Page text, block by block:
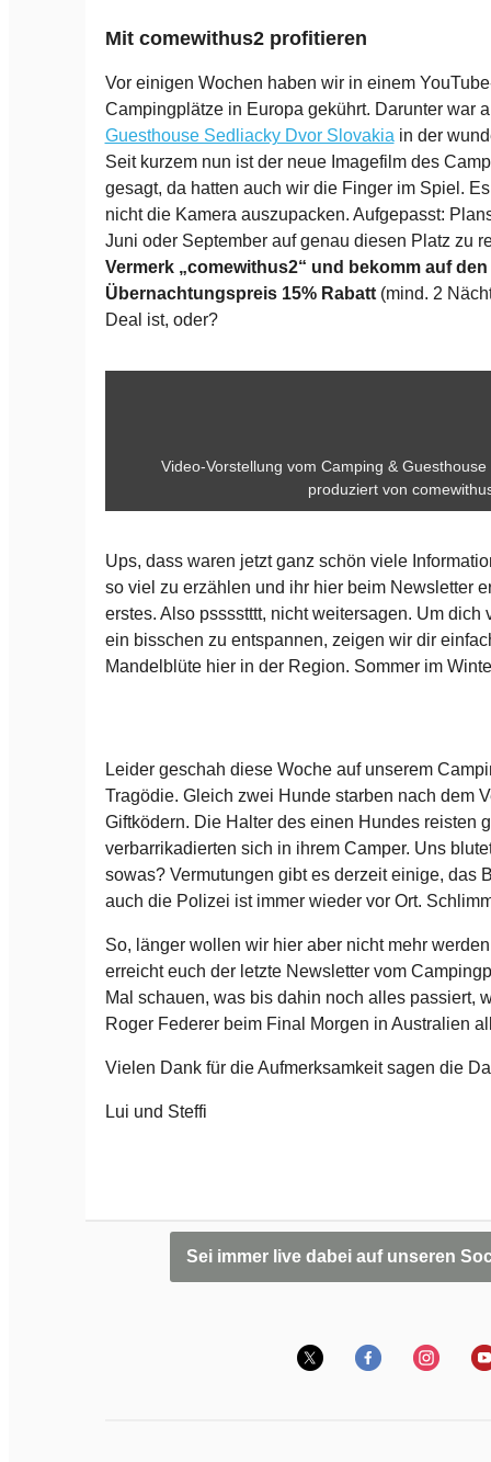
Mit comewithus2 profitieren
Vor einigen Wochen haben wir in einem
Campingplätze in Europa gekührt. Darunter war
Guesthouse Sedliacky Dvor Slovakiain der
Seit kurzem nun ist der neue Imagefilm des
gesagt, da hatten auch wir die Finger im Spiel.
nicht die Kamera auszupacken. Aufgepasst:
Juni oder September auf genau diesen Platz zu
Vermerk „comewithus2“ und bekomm auf
Übernachtungspreis 15% Rabatt(mind. 2
Deal ist, oder?
Video-Vorstellung vom Camping &
produziert von
Ups, dass waren jetzt ganz schön viele
so viel zu erzählen und ihr hier beim Newsletter
erstes. Also psssstttt, nicht weitersagen. Um dich
ein bisschen zu entspannen, zeigen wir dir
Mandelblüte hier in der Region. Sommer im
Leider geschah diese Woche auf unserem
Tragödie. Gleich zwei Hunde starben nach dem
Giftködern. Die Halter des einen Hundes reisten
verbarrikadierten sich in ihrem Camper. Uns
sowas? Vermutungen gibt es derzeit einige, das
auch die Polizei ist immer wieder vor Ort.
So, länger wollen wir hier aber nicht mehr
erreicht euch der letzte Newsletter vom
Mal schauen, was bis dahin noch alles passiert,
Roger Federer beim Final Morgen in Australien
Vielen Dank für die Aufmerksamkeit sagen die
Lui und Steffi
Sei immer live dabei auf unseren